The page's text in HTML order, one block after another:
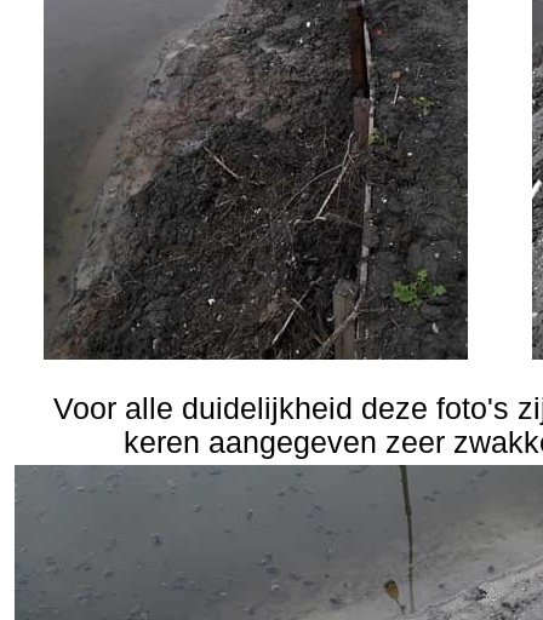
Voor alle duidelijkheid deze foto's
keren aangegeven zeer